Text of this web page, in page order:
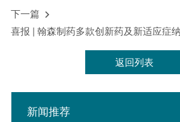
下一篇 
返回列表
新闻推荐